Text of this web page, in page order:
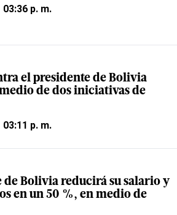
03:36 p. m.
el presidente de Bolivia
de dos iniciativas de
03:11 p. m.
de Bolivia reducirá su salario y
en un 50 %, en medio de